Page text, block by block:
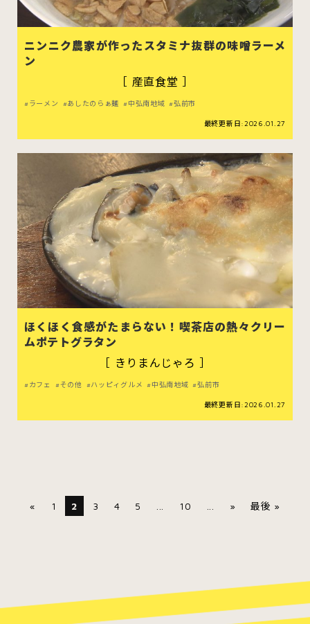
ニンニク農家が作ったスタミナ抜群の味噌ラーメ
ン
［ 産直食堂 ］
ラーメン あしたのらぁ麺 中弘南地域 弘前市
最終更新日:2026.01.27
ほくほく食感がたまらない！喫茶店の熱々クリー
ムポテトグラタン
［ きりまんじゃろ ］
カフェ その他 ハッピィグルメ 中弘南地域 弘前市
最終更新日:2026.01.27
« 1 2 3 4 5 10 » 最後 »